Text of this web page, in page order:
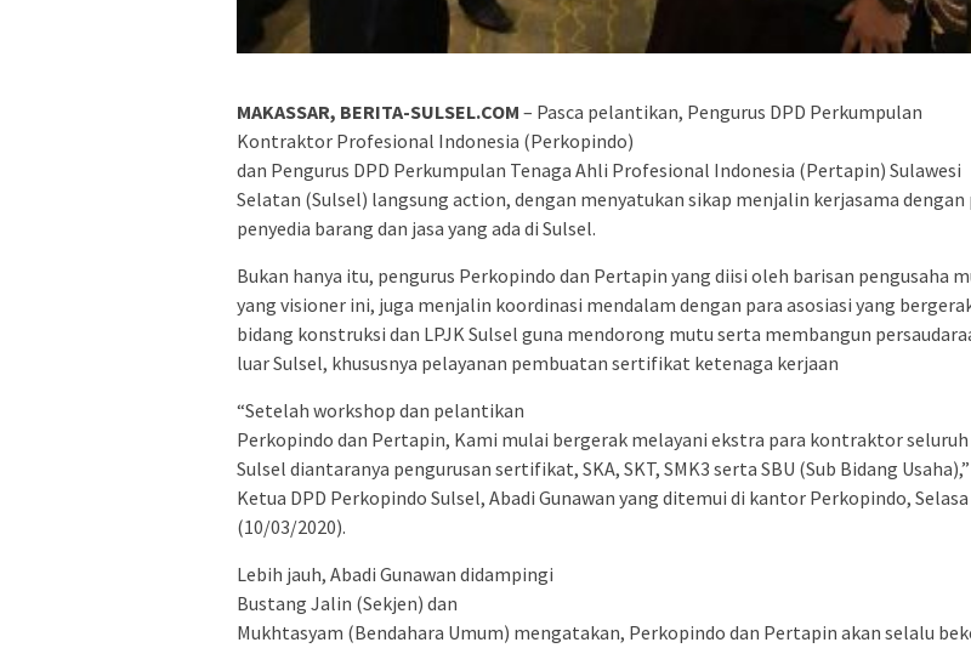
MAKASSAR, BERITA-SULSEL.COM – Pasca pelantikan, Pengurus DPD Perkumpulan
Kontraktor Profesional Indonesia (Perkopindo)
dan Pengurus DPD Perkumpulan Tenaga Ahli Profesional Indonesia (Pertapin) Sulawesi
Selatan (Sulsel) langsung action, dengan menyatukan sikap menjalin kerjasama dengan
penyedia barang dan jasa yang ada di Sulsel.
Bukan hanya itu, pengurus Perkopindo dan Pertapin yang diisi oleh barisan pengusaha
yang visioner ini, juga menjalin koordinasi mendalam dengan para asosiasi yang
bidang konstruksi dan LPJK Sulsel guna mendorong mutu serta membangun
luar Sulsel, khususnya pelayanan pembuatan sertifikat ketenaga kerjaan
“Setelah workshop dan pelantikan
Perkopindo dan Pertapin, Kami mulai bergerak melayani ekstra para kontraktor seluruh
Sulsel diantaranya pengurusan sertifikat, SKA, SKT, SMK3 serta SBU (Sub Bidang
Ketua DPD Perkopindo Sulsel, Abadi Gunawan yang ditemui di kantor Perkopindo, Selasa
(10/03/2020).
Lebih jauh, Abadi Gunawan didampingi
Bustang Jalin (Sekjen) dan
Mukhtasyam (Bendahara Umum) mengatakan, Perkopindo dan Pertapin akan selalu